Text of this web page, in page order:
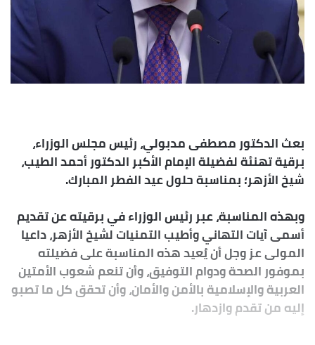
بعث الدكتور مصطفى مدبولي، رئيس مجلس الوزراء،
برقية تهنئة لفضيلة الإمام الأكبر الدكتور أحمد الطيب،
شيخ الأزهر؛ بمناسبة حلول عيد الفطر المبارك.
وبهذه المناسبة، عبر رئيس الوزراء في برقيته عن تقديم
أسمى آيات التهاني وأطيب التمنيات لشيخ الأزهر، داعيا
المولى عز وجل أن يُعيد هذه المناسبة على فضيلته
بموفور الصحة ودوام التوفيق، وأن تنعم شعوب الأمتين
العربية والإسلامية بالأمن والأمان، وأن تحقق كل ما تصبو
إليه من تقدم وازدهار.